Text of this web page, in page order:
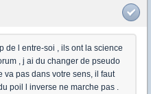
de l entre-soi , ils ont la science
, j ai du changer de pseudo
va pas dans votre sens, il faut
poil l inverse ne marche pas .